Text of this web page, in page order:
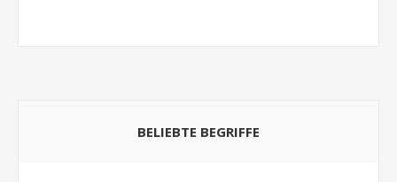
BELIEBTE BEGRIFFE